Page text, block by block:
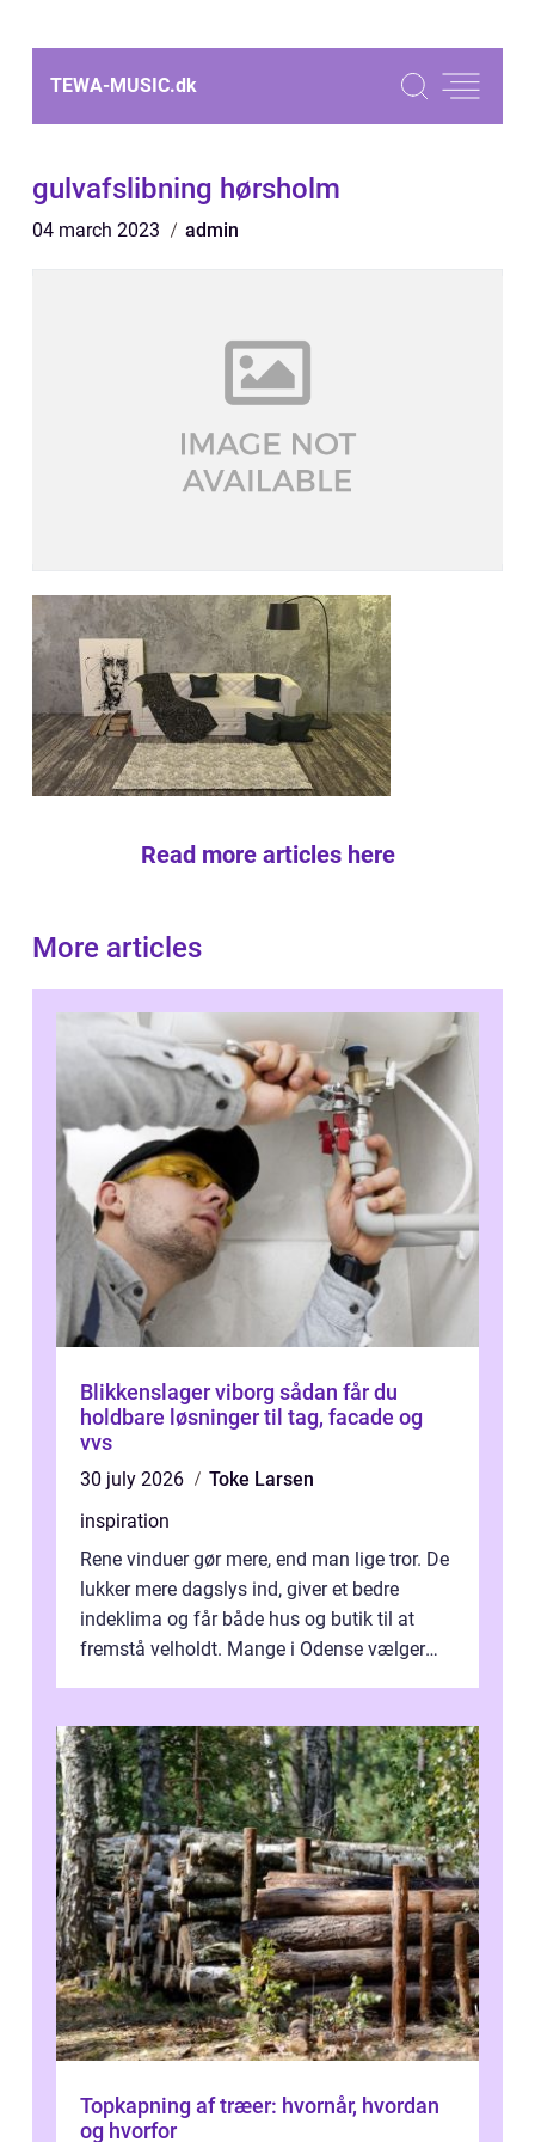
TEWA-MUSIC.dk
gulvafslibning hørsholm
04 march 2023 admin
Read more articles here
More articles
Blikkenslager viborg sådan får du
holdbare løsninger til tag, facade og
vvs
30 july 2026
Toke Larsen
inspiration
Rene vinduer gør mere, end man lige tror. De
lukker mere dagslys ind, giver et bedre
indeklima og får både hus og butik til at
fremstå velholdt. Mange i Odense vælger
Topkapning af træer: hvornår, hvordan
og hvorfor